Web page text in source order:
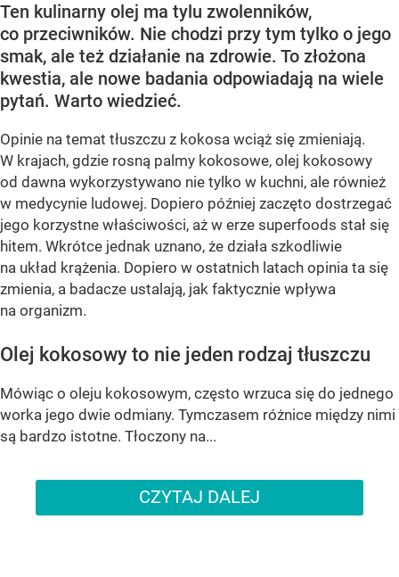
Ten kulinarny olej ma tylu zwolenników,
co przeciwników. Nie chodzi przy tym tylko o jego
smak, ale też działanie na zdrowie. To złożona
kwestia, ale nowe badania odpowiadają na wiele
pytań. Warto wiedzieć.
Opinie na temat tłuszczu z kokosa wciąż się zmieniają.
W krajach, gdzie rosną palmy kokosowe, olej kokosowy
od dawna wykorzystywano nie tylko w kuchni, ale również
w medycynie ludowej. Dopiero później zaczęto dostrzegać
jego korzystne właściwości, aż w erze superfoods stał się
hitem. Wkrótce jednak uznano, że działa szkodliwie
na układ krążenia. Dopiero w ostatnich latach opinia ta się
zmienia, a badacze ustalają, jak faktycznie wpływa
na organizm.
Olej kokosowy to nie jeden rodzaj tłuszczu
Mówiąc o oleju kokosowym, często wrzuca się do jednego
worka jego dwie odmiany. Tymczasem różnice między nimi
są bardzo istotne. Tłoczony na...
CZYTAJ DALEJ